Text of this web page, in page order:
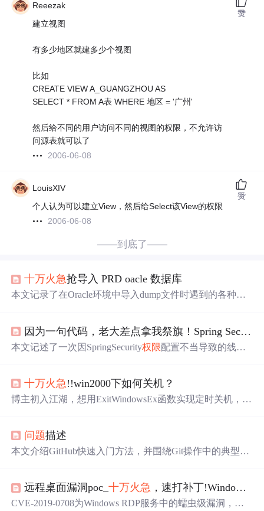
Reeezak
建立视图
有多少地区就建多少个视图
比如
CREATE VIEW A_GUANGZHOU AS
SELECT * FROM A表 WHERE 地区 = '广州'
然后给不同的用户访问不同的视图的权限，不允许访
问源表就可以了
2006-06-08
赞
LouisXIV
个人认为可以建立View，然后给Select该View的权限
2006-06-08
赞
——到底了——
十万火急抢导入 PRD oacle 数据库
本文记录了在Oracle环境中导入dump文件时遇到的各种错
因为一句代码，老大差点拿我祭旗！Spring Security authorizeRequests 顺序
本文记述了一次因SpringSecurity权限配置不当导致的线上
十万火急 !!win2000下如何关机？
博主初入江湖，想用ExitWindowsEx函数实现定时关机，在
NAME权限，询问如何使用该函数并希望得到相关程序。
问题描述
本文介绍GitHub快速入门方法，并围绕Git操作中的典型问
统、Git版本、浏览器等环境配置要求，强调权限校验、密
码重输和URL核对等关键排查点。
远程桌面漏洞poc_十万火急 ，速打补丁!Windows RDP服务蠕虫级漏洞攻击被公开
CVE-2019-0708为Windows RDP服务中的蠕虫级漏洞，可